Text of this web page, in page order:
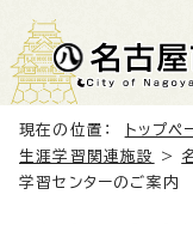
現在の位置： トップペ
生涯学習関連施設
>
学習センターのご案内